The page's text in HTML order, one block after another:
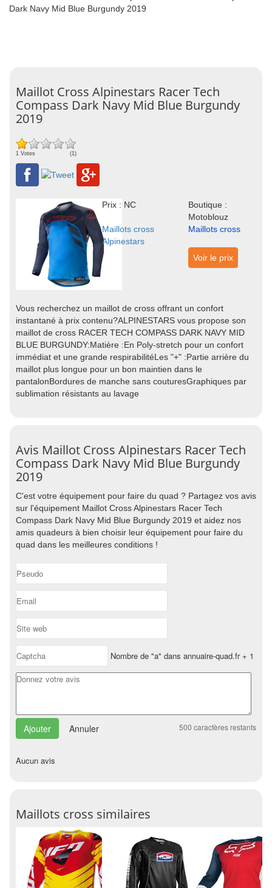
Dark Navy Mid Blue Burgundy 2019
Maillot Cross Alpinestars Racer Tech
Compass Dark Navy Mid Blue Burgundy
2019
1 Votes (1)
Prix : NC
Boutique :
Motoblouz
Maillots cross
Alpinestars
Maillots cross
Voir le prix
Vous recherchez un maillot de cross offrant un confort
instantané à prix contenu?ALPINESTARS vous propose son
maillot de cross RACER TECH COMPASS DARK NAVY MID
BLUE BURGUNDY:Matière :En Poly-stretch pour un confort
immédiat et une grande respirabilitéLes "+" :Partie arrière du
maillot plus longue pour un bon maintien dans le
pantalonBordures de manche sans couturesGraphiques par
sublimation résistants au lavage
Avis Maillot Cross Alpinestars Racer Tech
Compass Dark Navy Mid Blue Burgundy
2019
C'est votre équipement pour faire du quad ? Partagez vos avis
sur l'équipement Maillot Cross Alpinestars Racer Tech
Compass Dark Navy Mid Blue Burgundy 2019 et aidez nos
amis quadeurs à bien choisir leur équipement pour faire du
quad dans les meilleures conditions !
Nombre de "a" dans annuaire-quad.fr + 1
Annuler 500 caractères restants
Aucun avis
Maillots cross similaires